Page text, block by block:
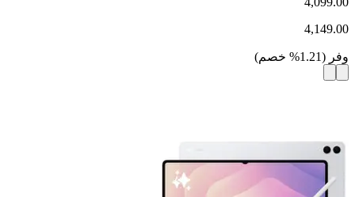
4,149.00
وفر (
1.21
% خصم)